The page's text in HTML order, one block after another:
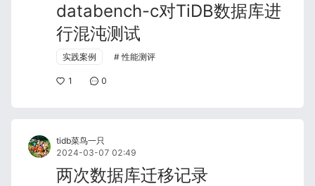
databench-c对TiDB数据库进
行混沌测试
实践案例 性能测评
1 0
tidb菜鸟一只
2024-03-07 02:49
两次数据库迁移记录